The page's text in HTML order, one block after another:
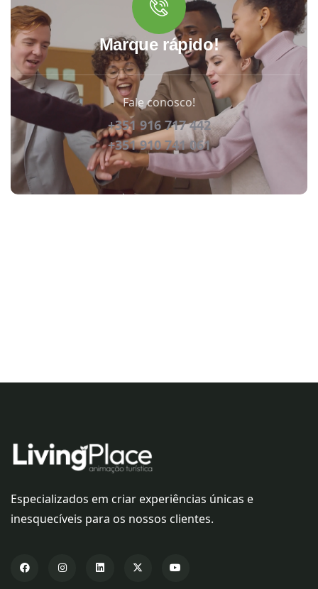
Marque rápido!
Fale conosco!
+351 916 717 442
+351 910 741 061
Especializados em criar experiências únicas e
inesquecíveis para os nossos clientes.